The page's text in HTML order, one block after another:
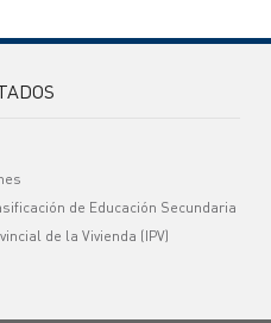
de Educación Secundaria
de la Vivienda (IPV)